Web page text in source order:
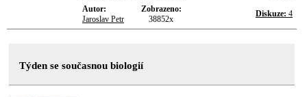
Autor:
Jaroslav Petr
Zobrazeno:
38852x
Diskuze: 4
Týden se současnou biologií